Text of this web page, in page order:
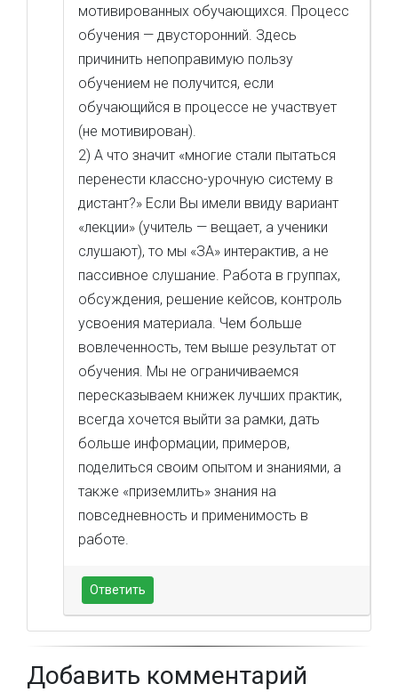
мотивированных обучающихся. Процесс
обучения — двусторонний. Здесь
причинить непоправимую пользу
обучением не получится, если
обучающийся в процессе не участвует
(не мотивирован).
2) А что значит «многие стали пытаться
перенести классно-урочную систему в
дистант?» Если Вы имели ввиду вариант
«лекции» (учитель — вещает, а ученики
слушают), то мы «ЗА» интерактив, а не
пассивное слушание. Работа в группах,
обсуждения, решение кейсов, контроль
усвоения материала. Чем больше
вовлеченность, тем выше результат от
обучения. Мы не ограничиваемся
пересказываем книжек лучших практик,
всегда хочется выйти за рамки, дать
больше информации, примеров,
поделиться своим опытом и знаниями, а
также «приземлить» знания на
повседневность и применимость в
работе.
Ответить
Добавить комментарий